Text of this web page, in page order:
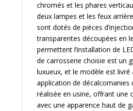
chromés et les phares
deux lampes et les feux
sont dotés de pièces
transparentes découpées en
permettent l’installation de
de carrosserie choisie est un
luxueux, et le modèle est livré
application de décalcomanies
réalisée en usine, offrant une
avec une apparence haut de